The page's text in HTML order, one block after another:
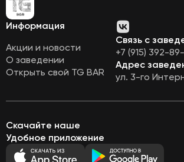
Информация
Акции и новости
О заведении
Открыть свой TG BAR
Связь с
+7 (915) 392-
Адрес
ул. 3-го
Скачайте наше
Удобное приложение